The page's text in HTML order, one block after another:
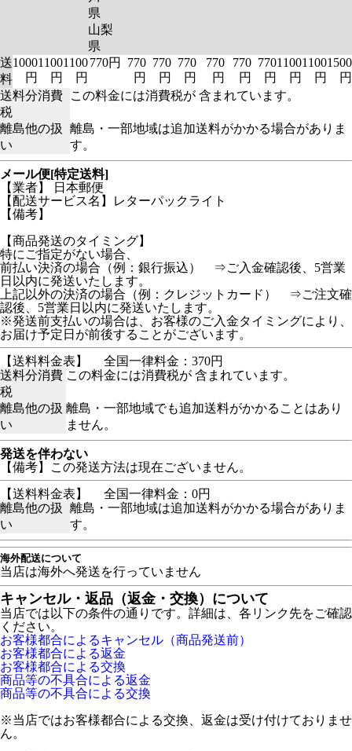
県
山梨
県
送
料
1000
円
1100
円
1100
円
770円
770
円
770
円
770
円
770
円
770
円
770
円
1100
円
1100
円
1500
円
送料分消費
税
この料金には消費税が 含まれています。
離島他の扱
い
離島・一部地域は追加送料がかかる場合がありま
す。
メール便[特定送料]
【業者】 日本郵便
【配送サービス名】レターパックライト
【備考】
【商品発送のタイミング】
特にご指定がない場合、
前払い決済の場合（例：銀行振込） ⇒ご入金確認後、5営業
日以内に発送いたします。
上記以外の決済の場合（例：クレジットカード） ⇒ご注文確
認後、5営業日以内に発送いたします。
※発送前支払いの場合は、お客様のご入金タイミングにより、
お届け予定日が前後することがございます。
【送料料金表】
全国一律料金：370円
送料分消費
税
この料金には消費税が 含まれています。
離島他の扱
い
離島・一部地域でも追加送料がかかることはあり
ません。
発送を伴わない
【備考】この発送方法は現在ございません。
【送料料金表】
全国一律料金：0円
離島他の扱
い
離島・一部地域は追加送料がかかる場合がありま
す。
海外配送について
当店は海外へ発送を行っていません
キャンセル・返品（返金・交換）について
当店では以下の条件の通りです。詳細は、各リンク先をご確認
ください。
お客様都合によるキャンセル（商品発送前）
お客様都合による返金
お客様都合による交換
商品等の不具合による返金
商品等の不具合による交換
※当店ではお客様都合による交換、返金は受け付けておりませ
ん。